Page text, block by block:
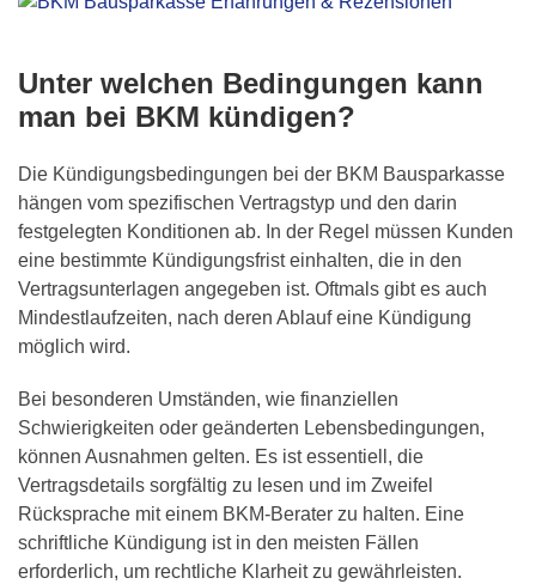
Unter welchen Bedingungen kann
man bei BKM kündigen?
Die Kündigungsbedingungen bei der BKM Bausparkasse
hängen vom spezifischen Vertragstyp und den darin
festgelegten Konditionen ab. In der Regel müssen Kunden
eine bestimmte Kündigungsfrist einhalten, die in den
Vertragsunterlagen angegeben ist. Oftmals gibt es auch
Mindestlaufzeiten, nach deren Ablauf eine Kündigung
möglich wird.
Bei besonderen Umständen, wie finanziellen
Schwierigkeiten oder geänderten Lebensbedingungen,
können Ausnahmen gelten. Es ist essentiell, die
Vertragsdetails sorgfältig zu lesen und im Zweifel
Rücksprache mit einem BKM-Berater zu halten. Eine
schriftliche Kündigung ist in den meisten Fällen
erforderlich, um rechtliche Klarheit zu gewährleisten.